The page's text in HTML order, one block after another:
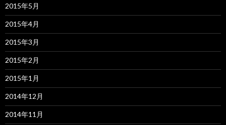
2015年5月
2015年4月
2015年3月
2015年2月
2015年1月
2014年12月
2014年11月